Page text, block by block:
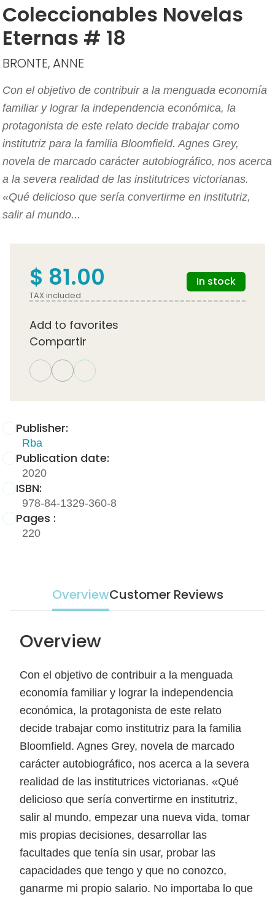
Coleccionables Novelas
Eternas # 18
BRONTE, ANNE
Con el objetivo de contribuir a la menguada economía
familiar y lograr la independencia económica, la
protagonista de este relato decide trabajar como
institutriz para la familia Bloomfield. Agnes Grey,
novela de marcado carácter autobiográfico, nos acerca
a la severa realidad de las institutrices victorianas.
«Qué delicioso que sería convertirme en institutriz,
salir al mundo...
Publisher:
Rba
Publication date:
2020
ISBN:
978-84-1329-360-8
Pages :
220
$ 81.00
TAX included
In stock
Add to favorites
Compartir
OverviewCustomer Reviews
Overview
Con el objetivo de contribuir a la menguada
economía familiar y lograr la independencia
económica, la protagonista de este relato
decide trabajar como institutriz para la familia
Bloomfield. Agnes Grey, novela de marcado
carácter autobiográfico, nos acerca a la severa
realidad de las institutrices victorianas. «Qué
delicioso que sería convertirme en institutriz,
salir al mundo, empezar una nueva vida, tomar
mis propias decisiones, desarrollar las
facultades que tenía sin usar, probar las
capacidades que ten­go y que no conozco,
ganarme mi propio salario. No importaba lo que